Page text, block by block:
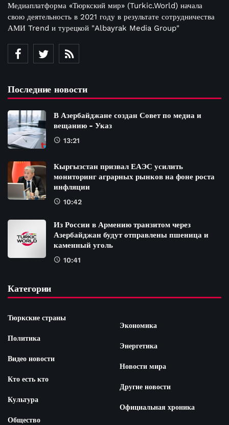
Медиаплатформа «Тюркский мир» (Turkic.World) начала
свою деятельность в 2021 году в результате сотрудничества
АМИ Trend и турецкой "Albayrak Media Group"
Последние новости
В Азербайджане создан Совет по медиа и
вещанию - Указ
13:21
Кыргызстан призвал ЕАЭС усилить
мониторинг аграрных рынков на фоне роста
инфляции
10:42
Из России в Армению транзитом через
Азербайджан будут отправлены пшеница и
каменный уголь
10:41
Категории
Тюркские страны
Политика
Видео новости
Кто есть кто
Культура
Общество
Экономика
Энергетика
Новости мира
Другие новости
Официальная хроника